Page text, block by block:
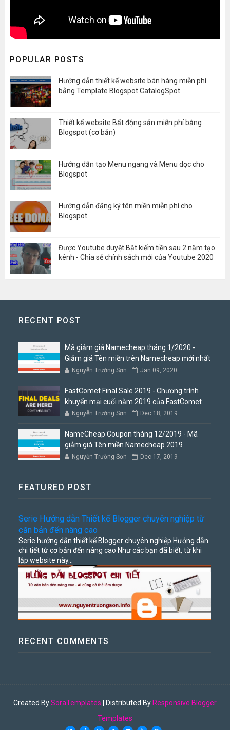
POPULAR POSTS
Hướng dẫn thiết kế website bán hàng miễn phí
bằng Template Blogspot CatalogSpot
Thiết kế website Bất động sản miễn phí bằng
Blogspot (cơ bản)
Hướng dẫn tạo Menu ngang và Menu dọc cho
Blogspot
Hướng dẫn đăng ký tên miền miễn phí cho
Blogspot
Được Youtube duyệt Bật kiếm tiền sau 2 năm tạo
kênh - Chia sẻ chính sách mới của Youtube 2020
RECENT POST
Mã giảm giá Namecheap tháng 1/2020 -
Giảm giá Tên miền trên Namecheap mới nhất
Nguyễn Trường Sơn Jan 09, 2020
FastComet Final Sale 2019 - Chương trình
khuyến mại cuối năm 2019 của FastComet
Nguyễn Trường Sơn Dec 18, 2019
NameCheap Coupon tháng 12/2019 - Mã
giảm giá Tên miền Namecheap 2019
Nguyễn Trường Sơn Dec 17, 2019
FEATURED POST
Serie Hướng dẫn Thiết kế Blogger chuyên nghiệp từ
căn bản đến nâng cao
Serie hướng dẫn thiết kế Blogger chuyên nghiệp Hướng dẫn
chi tiết từ cơ bản đến nâng cao Như các bạn đã biết, từ khi
lập website này...
RECENT COMMENTS
Created BySoraTemplates | Distributed ByResponsive Blogger
Templates